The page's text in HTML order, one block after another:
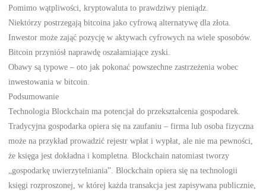
Pomimo wątpliwości, kryptowaluta to prawdziwy pieniądz.
Niektórzy postrzegają bitcoina jako cyfrową alternatywę dla złota.
Inwestor może zająć pozycję w aktywach cyfrowych na wiele sposobów.
Bitcoin przyniósł naprawdę oszałamiające zyski.
Obawy są typowe – oto jak pokonać powszechne zastrzeżenia wobec
inwestowania w bitcoin.
Podsumowanie
Technologia Blockchain ma potencjał do przekształcenia gospodarek.
Tradycyjna gospodarka opiera się na zaufaniu – firma lub osoba fizyczna
może na przykład prowadzić rejestr wpłat i wypłat, ale nie ma pewności,
że księga jest dokładna i kompletna. Blockchain natomiast tworzy
„gospodarkę uwierzytelniania”. Blockchain opiera się na technologii
księgi rozproszonej, w której każda transakcja jest zapisywana publicznie,